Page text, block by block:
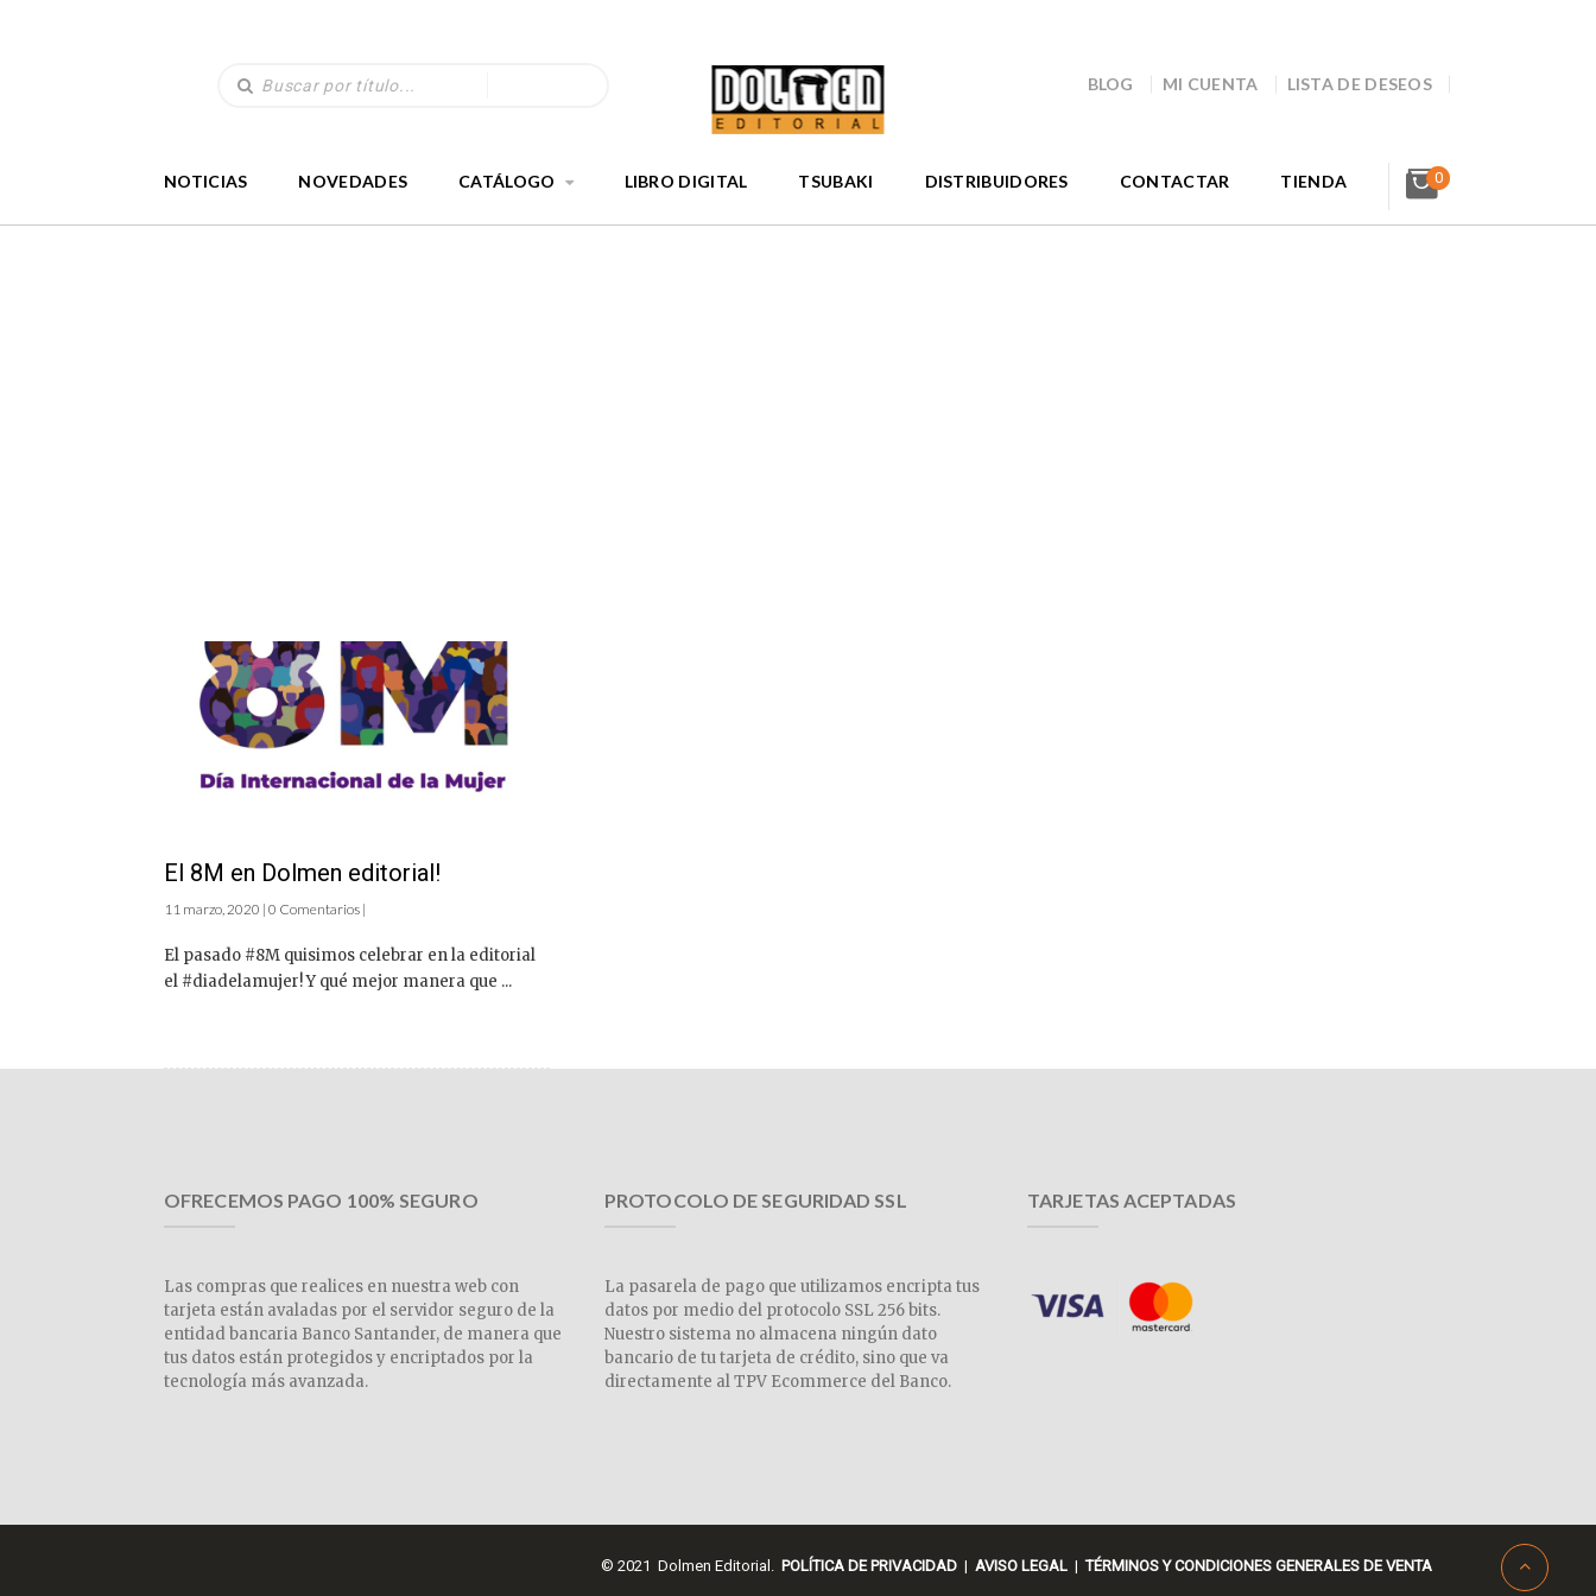
BLOG MI CUENTA LISTA DE DESEOS
NOTICIAS NOVEDADES CATÁLOGO LIBRO DIGITAL TSUBAKI DISTRIBUIDORES CONTACTAR TIENDA 0
El 8M en Dolmen editorial!
11 marzo, 2020 | 0 Comentarios |
El pasado #8M quisimos celebrar en la editorial
el #diadelamujer! Y qué mejor manera que ...
OFRECEMOS PAGO 100% SEGURO
Las compras que realices en nuestra web con
tarjeta están avaladas por el servidor seguro de la
entidad bancaria Banco Santander, de manera que
tus datos están protegidos y encriptados por la
tecnología más avanzada.
PROTOCOLO DE SEGURIDAD SSL
La pasarela de pago que utilizamos encripta tus
datos por medio del protocolo SSL 256 bits.
Nuestro sistema no almacena ningún dato
bancario de tu tarjeta de crédito, sino que va
directamente al TPV Ecommerce del Banco.
TARJETAS ACEPTADAS
© 2021 Dolmen Editorial. POLÍTICA DE PRIVACIDAD | AVISO LEGAL |TÉRMINOS Y CONDICIONES GENERALES DE VENTA